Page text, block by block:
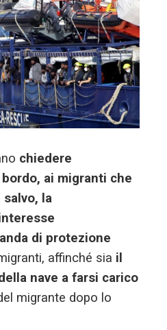
chiedere
ai migranti che
la
di protezione
affinché sia il
nave a farsi carico
migrante dopo lo